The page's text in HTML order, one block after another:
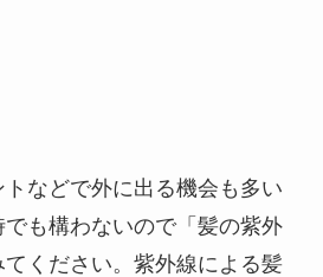
などで外に出る機会も多い
も構わないので「髪の紫外
ください。紫外線による髪